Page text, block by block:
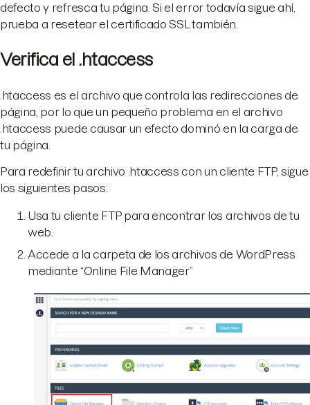
defecto y refresca tu página. Si el error todavía sigue ahí,
prueba a resetear el certificado SSL también.
Verifica el .htaccess
.htaccess es el archivo que controla las redirecciones de
página, por lo que un pequeño problema en el archivo
.htaccess puede causar un efecto dominó en la carga de
tu página.
Para redefinir tu archivo .htaccess con un cliente FTP, sigue
los siguientes pasos:
Usa tu cliente FTP para encontrar los archivos de tu
web.
Accede a la carpeta de los archivos de WordPress
mediante “Online File Manager”